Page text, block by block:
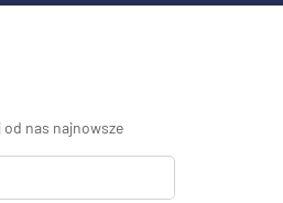
nas najnowsze